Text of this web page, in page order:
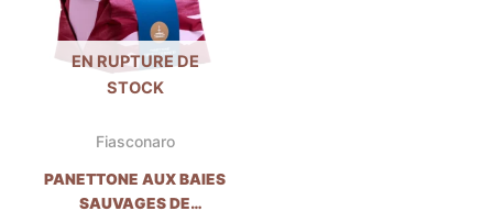
EN RUPTURE DE
STOCK
Fiasconaro
PANETTONE AUX BAIES
SAUVAGES DE